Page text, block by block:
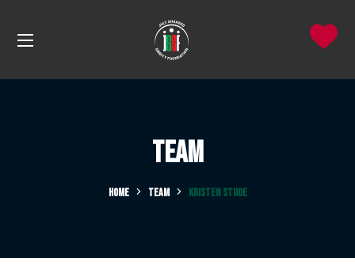
Team
HOME TEAM KRISTEN STUDE